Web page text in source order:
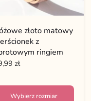
złoto matowy
z
ringiem
zł
Wybierz rozmiar